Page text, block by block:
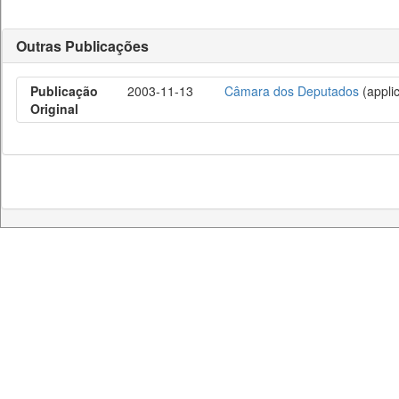
Outras Publicações
Publicação
Original
2003-11-13 Câmara dos Deputados